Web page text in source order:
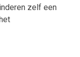
zelf een